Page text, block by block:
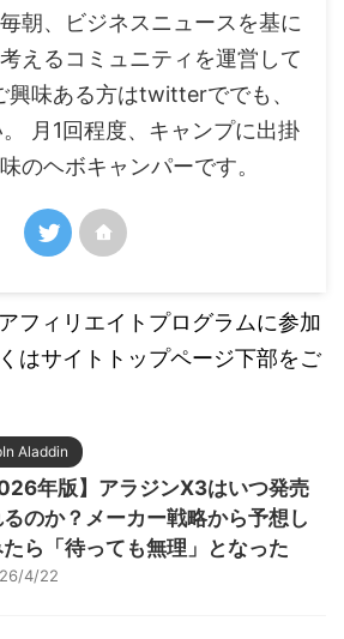
朝、ビジネスニュースを基に
えるコミュニティを運営して
興味ある方はtwitterででも、
月1回程度、キャンプに出掛
のヘボキャンパーです。
フィリエイトプログラムに参加
はサイトトップページ下部をご
Aladdin
年版】アラジンX3はいつ発売
るのか？メーカー戦略から予想し
ら「待っても無理」となった
4/22